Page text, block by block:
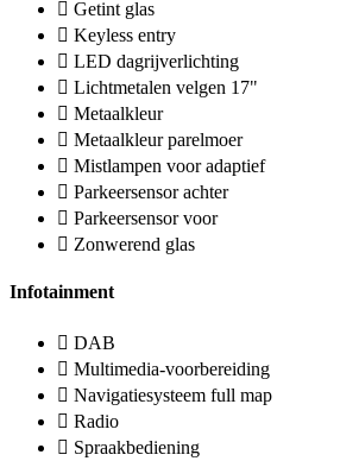
Getint glas
Keyless entry
LED dagrijverlichting
Lichtmetalen velgen 17"
Metaalkleur
Metaalkleur parelmoer
Mistlampen voor adaptief
Parkeersensor achter
Parkeersensor voor
Zonwerend glas
Infotainment
DAB
Multimedia-voorbereiding
Navigatiesysteem full map
Radio
Spraakbediening